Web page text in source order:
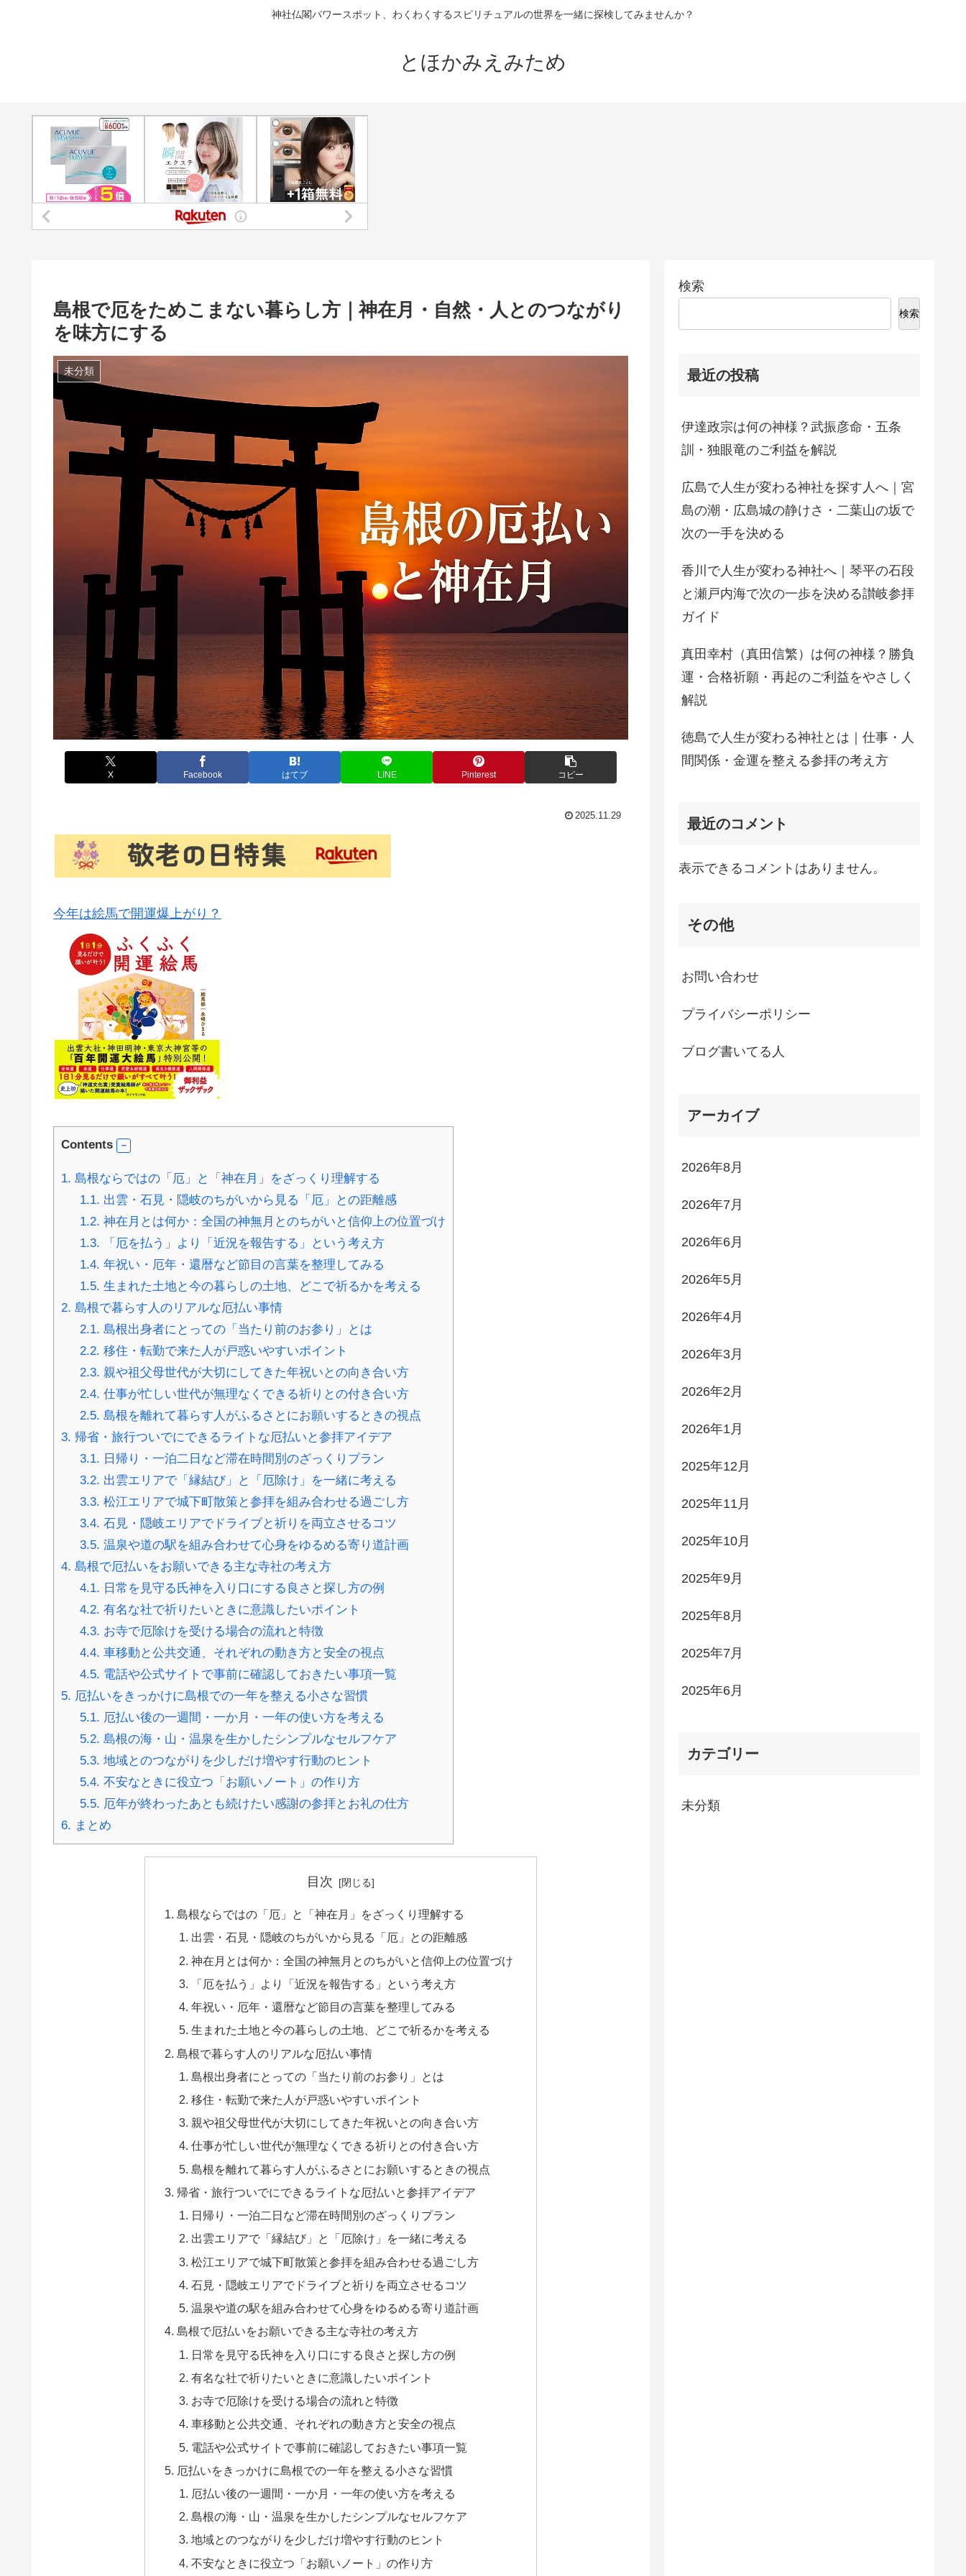
神社仏閣パワースポット、わくわくするスピリチュアルの世界を一緒に探検してみませんか？
とほかみえみため
島根で厄をためこまない暮らし方｜神在月・自然・人とのつながり
を味方にする
未分類
X Facebook はてブ LINE Pinterest コピー
2025.11.29
今年は絵馬で開運爆上がり？
Contents
1. 島根ならではの「厄」と「神在月」をざっくり理解する
1.1. 出雲・石見・隠岐のちがいから見る「厄」との距離感
1.2. 神在月とは何か：全国の神無月とのちがいと信仰上の位置づけ
1.3. 「厄を払う」より「近況を報告する」という考え方
1.4. 年祝い・厄年・還暦など節目の言葉を整理してみる
1.5. 生まれた土地と今の暮らしの土地、どこで祈るかを考える
2. 島根で暮らす人のリアルな厄払い事情
2.1. 島根出身者にとっての「当たり前のお参り」とは
2.2. 移住・転勤で来た人が戸惑いやすいポイント
2.3. 親や祖父母世代が大切にしてきた年祝いとの向き合い方
2.4. 仕事が忙しい世代が無理なくできる祈りとの付き合い方
2.5. 島根を離れて暮らす人がふるさとにお願いするときの視点
3. 帰省・旅行ついでにできるライトな厄払いと参拝アイデア
3.1. 日帰り・一泊二日など滞在時間別のざっくりプラン
3.2. 出雲エリアで「縁結び」と「厄除け」を一緒に考える
3.3. 松江エリアで城下町散策と参拝を組み合わせる過ごし方
3.4. 石見・隠岐エリアでドライブと祈りを両立させるコツ
3.5. 温泉や道の駅を組み合わせて心身をゆるめる寄り道計画
4. 島根で厄払いをお願いできる主な寺社の考え方
4.1. 日常を見守る氏神を入り口にする良さと探し方の例
4.2. 有名な社で祈りたいときに意識したいポイント
4.3. お寺で厄除けを受ける場合の流れと特徴
4.4. 車移動と公共交通、それぞれの動き方と安全の視点
4.5. 電話や公式サイトで事前に確認しておきたい事項一覧
5. 厄払いをきっかけに島根での一年を整える小さな習慣
5.1. 厄払い後の一週間・一か月・一年の使い方を考える
5.2. 島根の海・山・温泉を生かしたシンプルなセルフケア
5.3. 地域とのつながりを少しだけ増やす行動のヒント
5.4. 不安なときに役立つ「お願いノート」の作り方
5.5. 厄年が終わったあとも続けたい感謝の参拝とお礼の仕方
6. まとめ
目次
島根ならではの「厄」と「神在月」をざっくり理解する
出雲・石見・隠岐のちがいから見る「厄」との距離感
神在月とは何か：全国の神無月とのちがいと信仰上の位置づけ
「厄を払う」より「近況を報告する」という考え方
年祝い・厄年・還暦など節目の言葉を整理してみる
生まれた土地と今の暮らしの土地、どこで祈るかを考える
島根で暮らす人のリアルな厄払い事情
島根出身者にとっての「当たり前のお参り」とは
移住・転勤で来た人が戸惑いやすいポイント
親や祖父母世代が大切にしてきた年祝いとの向き合い方
仕事が忙しい世代が無理なくできる祈りとの付き合い方
島根を離れて暮らす人がふるさとにお願いするときの視点
帰省・旅行ついでにできるライトな厄払いと参拝アイデア
日帰り・一泊二日など滞在時間別のざっくりプラン
出雲エリアで「縁結び」と「厄除け」を一緒に考える
松江エリアで城下町散策と参拝を組み合わせる過ごし方
石見・隠岐エリアでドライブと祈りを両立させるコツ
温泉や道の駅を組み合わせて心身をゆるめる寄り道計画
島根で厄払いをお願いできる主な寺社の考え方
日常を見守る氏神を入り口にする良さと探し方の例
有名な社で祈りたいときに意識したいポイント
お寺で厄除けを受ける場合の流れと特徴
車移動と公共交通、それぞれの動き方と安全の視点
電話や公式サイトで事前に確認しておきたい事項一覧
厄払いをきっかけに島根での一年を整える小さな習慣
厄払い後の一週間・一か月・一年の使い方を考える
島根の海・山・温泉を生かしたシンプルなセルフケア
地域とのつながりを少しだけ増やす行動のヒント
不安なときに役立つ「お願いノート」の作り方
検索
検索
最近の投稿
伊達政宗は何の神様？武振彦命・五条
訓・独眼竜のご利益を解説
広島で人生が変わる神社を探す人へ｜宮
島の潮・広島城の静けさ・二葉山の坂で
次の一手を決める
香川で人生が変わる神社へ｜琴平の石段
と瀬戸内海で次の一歩を決める讃岐参拝
ガイド
真田幸村（真田信繁）は何の神様？勝負
運・合格祈願・再起のご利益をやさしく
解説
徳島で人生が変わる神社とは｜仕事・人
間関係・金運を整える参拝の考え方
最近のコメント
表示できるコメントはありません。
その他
お問い合わせ
プライバシーポリシー
ブログ書いてる人
アーカイブ
2026年8月
2026年7月
2026年6月
2026年5月
2026年4月
2026年3月
2026年2月
2026年1月
2025年12月
2025年11月
2025年10月
2025年9月
2025年8月
2025年7月
2025年6月
カテゴリー
未分類